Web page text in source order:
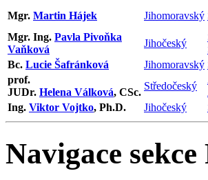
Mgr. Martin Hájek Jihomoravský
Mgr. Ing. Pavla Pivoňka
Vaňková
Jihočeský
Bc. Lucie Šafránková Jihomoravský
prof.
JUDr. Helena Válková, CSc.
Středočeský
Ing. Viktor Vojtko, Ph.D. Jihočeský
Navigace sekce